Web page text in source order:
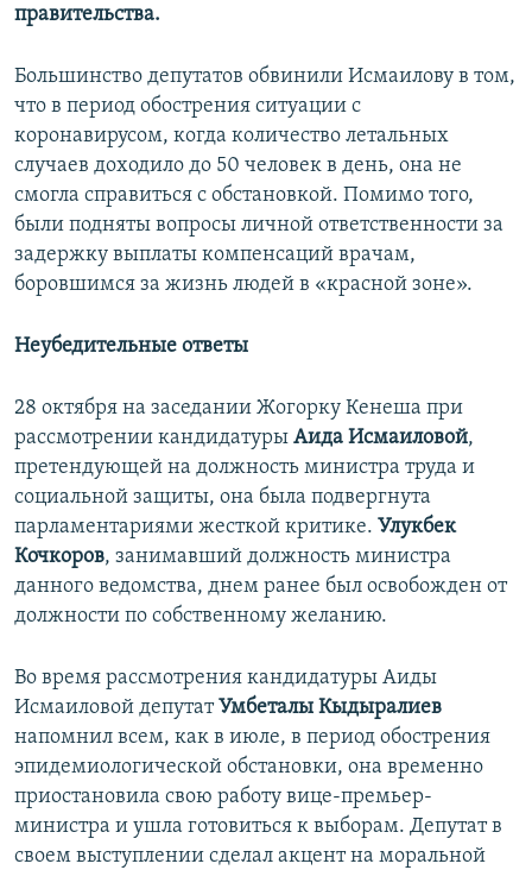
правительства.
Большинство депутатов обвинили Исмаилову в том,
что в период обострения ситуации с
коронавирусом, когда количество летальных
случаев доходило до 50 человек в день, она не
смогла справиться с обстановкой. Помимо того,
были подняты вопросы личной ответственности за
задержку выплаты компенсаций врачам,
боровшимся за жизнь людей в «красной зоне».
Неубедительные ответы
28 октября на заседании Жогорку Кенеша при
рассмотрении кандидатуры Аида Исмаиловой,
претендующей на должность министра труда и
социальной защиты, она была подвергнута
парламентариями жесткой критике. Улукбек
Кочкоров, занимавший должность министра
данного ведомства, днем ранее был освобожден от
должности по собственному желанию.
Во время рассмотрения кандидатуры Аиды
Исмаиловой депутат Умбеталы Кыдыралиев
напомнил всем, как в июле, в период обострения
эпидемиологической обстановки, она временно
приостановила свою работу вице-премьер-
министра и ушла готовиться к выборам. Депутат в
своем выступлении сделал акцент на моральной